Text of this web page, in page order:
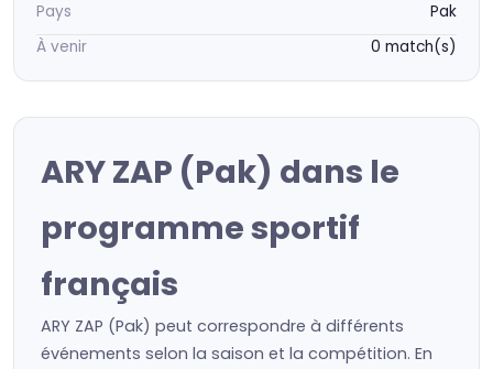
Pays
Pak
À venir
0 match(s)
ARY ZAP (Pak) dans le
programme sportif
français
ARY ZAP (Pak) peut correspondre à différents
événements selon la saison et la compétition. En